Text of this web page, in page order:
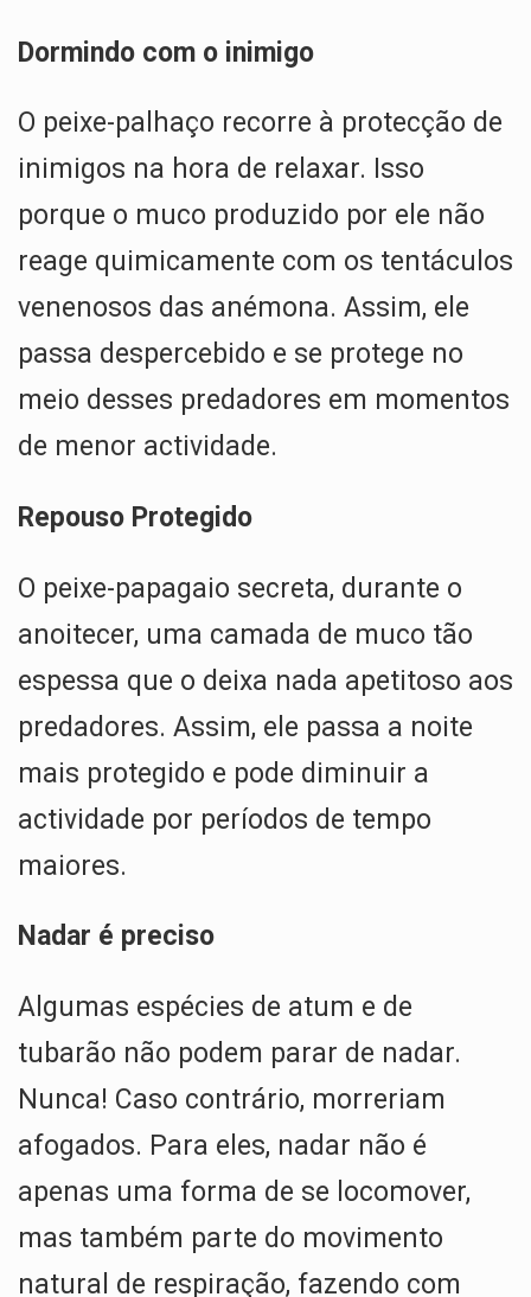
Dormindo com o inimigo
O peixe-palhaço recorre à protecção de
inimigos na hora de relaxar. Isso
porque o muco produzido por ele não
reage quimicamente com os tentáculos
venenosos das anémona. Assim, ele
passa despercebido e se protege no
meio desses predadores em momentos
de menor actividade.
Repouso Protegido
O peixe-papagaio secreta, durante o
anoitecer, uma camada de muco tão
espessa que o deixa nada apetitoso aos
predadores. Assim, ele passa a noite
mais protegido e pode diminuir a
actividade por períodos de tempo
maiores.
Nadar é preciso
Algumas espécies de atum e de
tubarão não podem parar de nadar.
Nunca! Caso contrário, morreriam
afogados. Para eles, nadar não é
apenas uma forma de se locomover,
mas também parte do movimento
natural de respiração, fazendo com